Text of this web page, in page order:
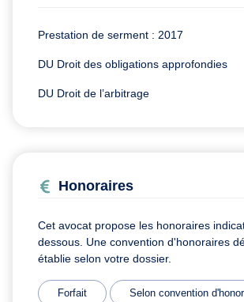
Prestation de serment : 2017
DU Droit des obligations approfondies
DU Droit de l’arbitrage
Honoraires
Cet avocat propose les honoraires
dessous. Une convention d'honoraires
établie selon votre dossier.
Forfait Selon convention